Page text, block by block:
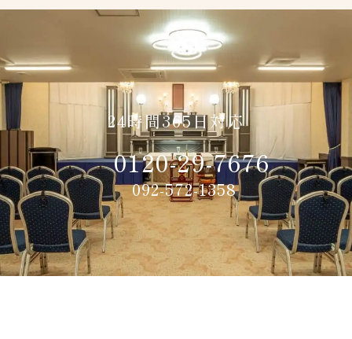
24時間365日対応
0120-29-7676
092-572-1358